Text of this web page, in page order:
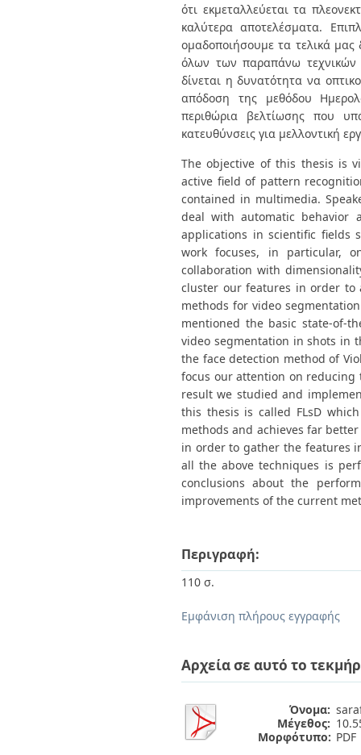
ότι εκμεταλλεύεται τα
καλύτερα αποτελέσματα.
ομαδοποιήσουμε τα τελικά μας
όλων των παραπάνω τεχνικών
δίνεται η δυνατότητα να
απόδοση της μεθόδου
περιθώρια βελτίωσης που
κατευθύνσεις για μελλοντική
The objective of this thesis is
active field of pattern
contained in multimedia.
deal with automatic behavior
applications in scientific fields
work focuses, in particular,
collaboration with
cluster our features in order to
methods for video
mentioned the basic state-of-
video segmentation in shots in
the face detection method of
focus our attention on reducing
result we studied and
this thesis is called FLsD
methods and achieves far
in order to gather the features
all the above techniques is
conclusions about the
improvements of the current
Περιγραφή:
110 σ.
Εμφάνιση πλήρους εγγραφής
Αρχεία σε αυτό το
Όνομα:
Μέγεθος:
Μορφότυπο: PDF